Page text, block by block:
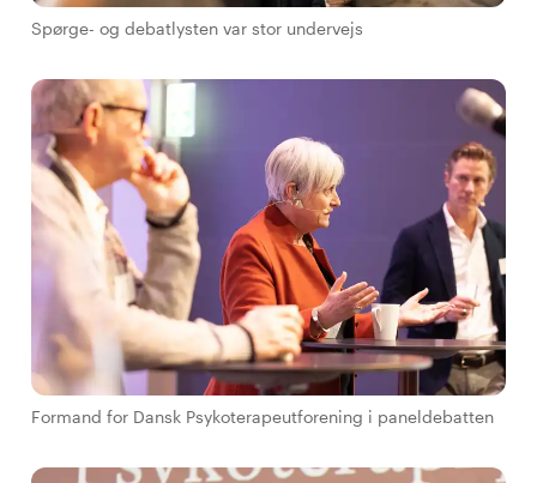
Spørge- og debatlysten var stor undervejs
Formand for Dansk Psykoterapeutforening i paneldebatten